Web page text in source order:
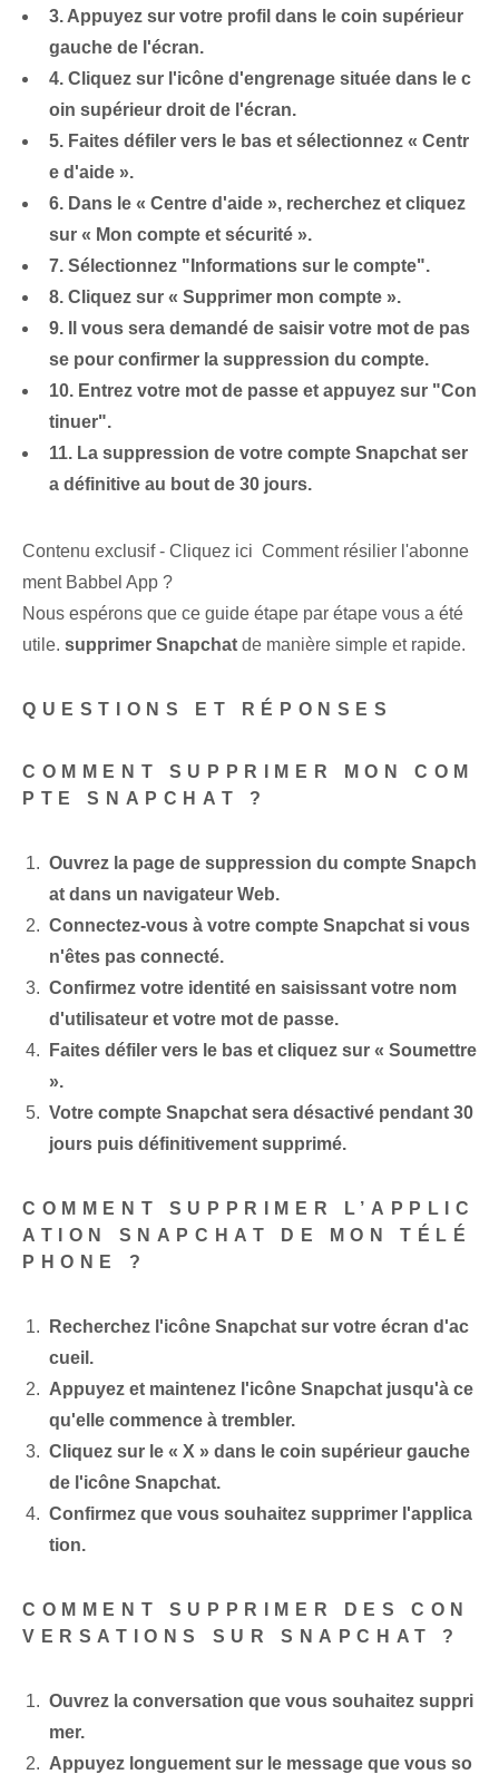
3. Appuyez sur votre profil dans le coin supérieur
gauche de l'écran.
4. Cliquez sur l'icône d'engrenage située dans le c
oin supérieur droit de l'écran.
5. Faites défiler vers le bas et sélectionnez « Centr
e d'aide ».
6. Dans le « Centre d'aide », recherchez et cliquez
sur « Mon compte et sécurité ».
7. Sélectionnez "Informations sur le compte".
8. Cliquez sur « Supprimer mon compte ».
9. Il vous sera demandé de saisir votre mot de pas
se pour confirmer la suppression du compte.
10. Entrez votre mot de passe et appuyez sur "Con
tinuer".
11. La suppression de votre compte Snapchat ser
a définitive au bout de 30 jours.
Contenu exclusif - Cliquez ici Comment résilier l'abonne
ment Babbel App ?
Nous espérons que ce guide étape par étape vous a été
utile. supprimer Snapchat de manière simple et rapide.
QUESTIONS ET RÉPONSES
COMMENT SUPPRIMER MON COM
PTE SNAPCHAT ?
Ouvrez la page de suppression du compte Snapch
at dans un navigateur Web.
Connectez-vous à votre compte Snapchat si vous
n'êtes pas connecté.
Confirmez votre identité en saisissant votre nom
d'utilisateur et votre mot de passe.
Faites défiler vers le bas et cliquez sur « Soumettre
».
Votre compte Snapchat sera désactivé pendant 30
jours puis définitivement supprimé.
COMMENT SUPPRIMER L’APPLIC
ATION SNAPCHAT DE MON TÉLÉ
PHONE ?
Recherchez l'icône Snapchat sur votre écran d'ac
cueil.
Appuyez et maintenez l'icône Snapchat jusqu'à ce
qu'elle commence à trembler.
Cliquez sur le « X » dans le coin supérieur gauche
de l'icône Snapchat.
Confirmez que vous souhaitez supprimer l'applica
tion.
COMMENT SUPPRIMER DES CON
VERSATIONS SUR SNAPCHAT ?
Ouvrez la conversation que vous souhaitez suppri
mer.
Appuyez longuement sur le message que vous so